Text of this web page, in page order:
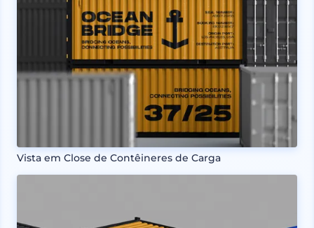
Vista em Close de Contêineres de Carga